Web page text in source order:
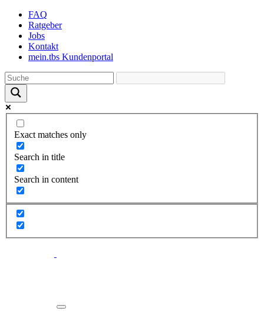
Skip
content
FAQ
Ratgeber
Jobs
Kontakt
mein.tbs Kundenportal
Exact matches only
Search in title
Search in content